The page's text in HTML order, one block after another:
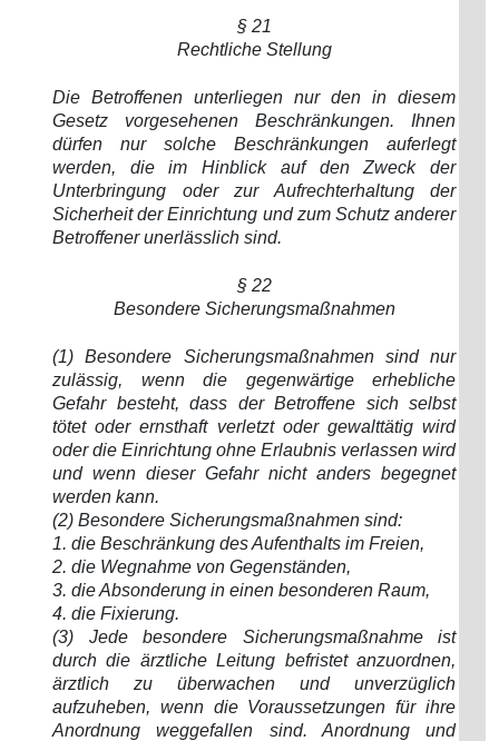
§ 21
Rechtliche Stellung
Die Betroffenen unterliegen nur den in diesem
Gesetz vorgesehenen Beschränkungen. Ihnen
dürfen nur solche Beschränkungen auferlegt
werden, die im Hinblick auf den Zweck der
Unterbringung oder zur Aufrechterhaltung der
Sicherheit der Einrichtung und zum Schutz anderer
Betroffener unerlässlich sind.
§ 22
Besondere Sicherungsmaßnahmen
(1) Besondere Sicherungsmaßnahmen sind nur
zulässig, wenn die gegenwärtige erhebliche
Gefahr besteht, dass der Betroffene sich selbst
tötet oder ernsthaft verletzt oder gewalttätig wird
oder die Einrichtung ohne Erlaubnis verlassen wird
und wenn dieser Gefahr nicht anders begegnet
werden kann.
(2) Besondere Sicherungsmaßnahmen sind:
1. die Beschränkung des Aufenthalts im Freien,
2. die Wegnahme von Gegenständen,
3. die Absonderung in einen besonderen Raum,
4. die Fixierung.
(3) Jede besondere Sicherungsmaßnahme ist
durch die ärztliche Leitung befristet anzuordnen,
ärztlich zu überwachen und unverzüglich
aufzuheben, wenn die Voraussetzungen für ihre
Anordnung weggefallen sind. Anordnung und